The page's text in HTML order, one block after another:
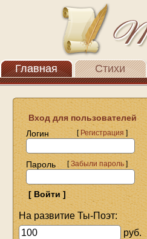
Главная Стихи
Вход для пользователей
Логин
[Регистрация]
Пароль [Забыли пароль]
На развитие Ты-Поэт:
руб.